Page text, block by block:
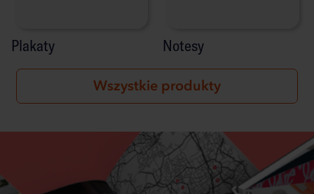
Plakaty Notesy
Wszystkie produkty